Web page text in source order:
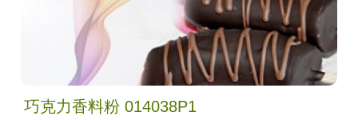
巧克力香料粉 014038P1